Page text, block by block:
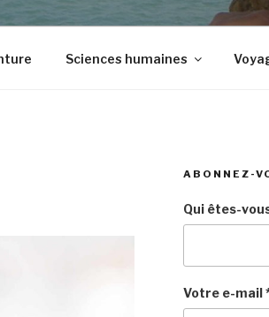
Sciences humaines
ABONNEZ-
Qui êtes-
Votre e-mail